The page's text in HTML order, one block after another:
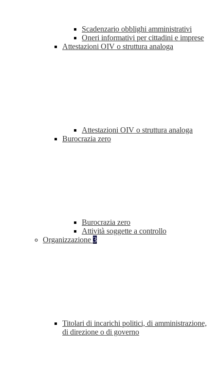
Scadenzario obblighi amministrativi
Oneri informativi per cittadini e imprese
Attestazioni OIV o struttura analoga
Attestazioni OIV o struttura analoga
Burocrazia zero
Burocrazia zero
Attività soggette a controllo
Organizzazione 3
Titolari di incarichi politici, di amministrazione,
di direzione o di governo